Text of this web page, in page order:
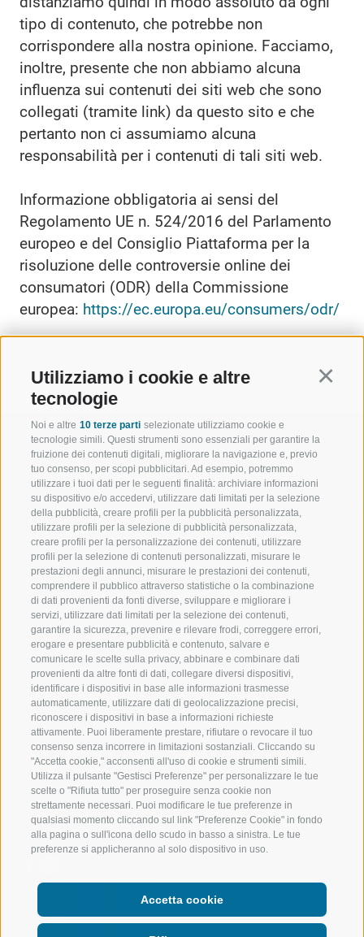
Utilizziamo i cookie e altre
tecnologie
Noi e altre 10 terze parti selezionate utilizziamo cookie e
tecnologie simili. Questi strumenti sono essenziali per garantire la
fruizione dei contenuti digitali, migliorare la navigazione e, previo
tuo consenso, per scopi pubblicitari. Ad esempio, potremmo
utilizzare i tuoi dati per le seguenti finalità: archiviare informazioni
su dispositivo e/o accedervi, utilizzare dati limitati per la selezione
della pubblicità, creare profili per la pubblicità personalizzata,
utilizzare profili per la selezione di pubblicità personalizzata,
creare profili per la personalizzazione dei contenuti, utilizzare
profili per la selezione di contenuti personalizzati, misurare le
prestazioni degli annunci, misurare le prestazioni dei contenuti,
comprendere il pubblico attraverso statistiche o la combinazione
di dati provenienti da fonti diverse, sviluppare e migliorare i
servizi, utilizzare dati limitati per la selezione dei contenuti,
garantire la sicurezza, prevenire e rilevare frodi, correggere errori,
erogare e presentare pubblicità e contenuto, salvare e
comunicare le scelte sulla privacy, abbinare e combinare dati
provenienti da altre fonti di dati, collegare diversi dispositivi,
identificare i dispositivi in base alle informazioni trasmesse
automaticamente, utilizzare dati di geolocalizzazione precisi,
riconoscere i dispositivi in base a informazioni richieste
attivamente. Puoi liberamente prestare, rifiutare o revocare il tuo
consenso senza incorrere in limitazioni sostanziali. Cliccando su
"Accetta cookie," acconsenti all'uso di cookie e strumenti simili.
Utilizza il pulsante "Gestisci Preferenze" per personalizzare le tue
scelte o "Rifiuta tutto" per proseguire senza cookie non
strettamente necessari. Puoi modificare le tue preferenze in
qualsiasi momento cliccando sul link "Preferenze Cookie" in fondo
alla pagina o sull'icona dello scudo in basso a sinistra. Le tue
preferenze si applicheranno al solo dispositivo in uso.
Accetta cookie
tipo di contenuto, che potrebbe non
corrispondere alla nostra opinione. Facciamo,
inoltre, presente che non abbiamo alcuna
influenza sui contenuti dei siti web che sono
collegati (tramite link) da questo sito e che
pertanto non ci assumiamo alcuna
responsabilità per i contenuti di tali siti web.
Informazione obbligatoria ai sensi del
Regolamento UE n. 524/2016 del Parlamento
europeo e del Consiglio Piattaforma per la
risoluzione delle controversie online dei
consumatori (ODR) della Commissione
europea: https://ec.europa.eu/consumers/odr/
BENVENUTI NELLA REGIONE
TURISTICA DI RACINES
VAL GIOVO
VAL RACINES
VAL RIDANNA
IMPIANTI DI RISALITA
SCUOLA DI SCI RACINES
LUISL'S SKI SCHOOL A RACINES
SPORT E
MOMENTI
SCIARE
ESCURSIONI
ALTA
BIKE
FONDO
ACQUA DA
SEGUICI SUI SOCIAL